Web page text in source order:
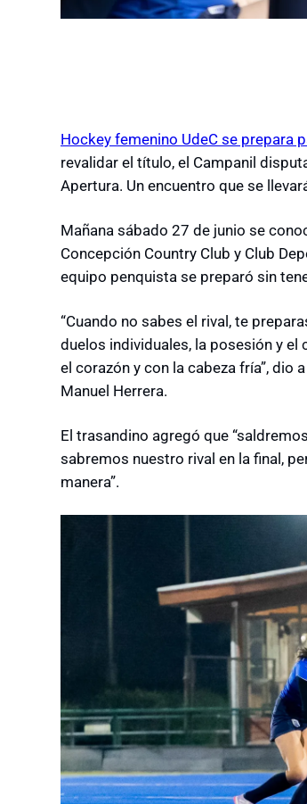
Hockey femenino UdeC se prepara
revalidar el título, el Campanil
Apertura. Un encuentro que se
Mañana sábado 27 de junio se
Concepción Country Club y Club
equipo penquista se preparó sin
“Cuando no sabes el rival, te
duelos individuales, la posesión y el
el corazón y con la cabeza fría”, dio
Manuel Herrera.
El trasandino agregó que
sabremos nuestro rival en la final,
manera”.